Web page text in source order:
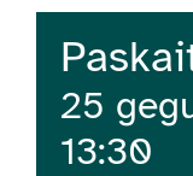
25
13:30